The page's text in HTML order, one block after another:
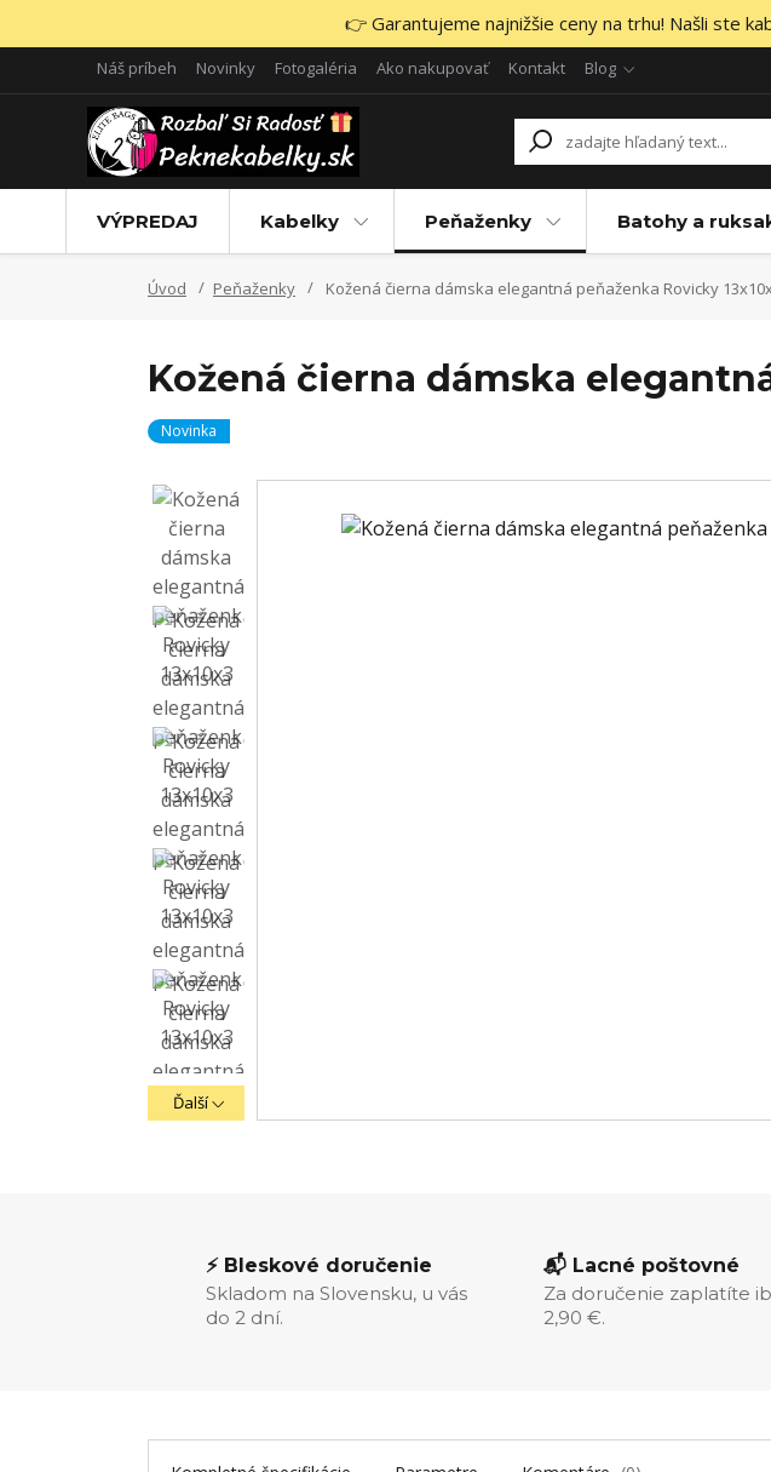
👉 Garantujeme najnižšie ceny na trhu! Našli ste
Náš príbeh Novinky Fotogaléria Ako nakupovať Kontakt Blog
VÝPREDAJ Kabelky Peňaženky Batohy a
Úvod Peňaženky Kožená čierna dámska elegantná peňaženka Rovicky
Kožená čierna dámska
Novinka
Ďalší
⚡ Bleskové doručenie
Skladom na Slovensku, u vás
do 2 dní.
📬 Lacné poštovné
Za doručenie zaplatíte
2,90 €.